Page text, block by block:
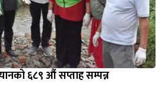
६८९ औं सप्ताह सम्पन्न